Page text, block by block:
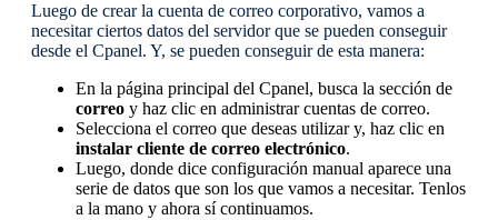
Luego de crear la cuenta de correo corporativo, vamos a
necesitar ciertos datos del servidor que se pueden conseguir
desde el Cpanel. Y, se pueden conseguir de esta manera:
En la página principal del Cpanel, busca la sección de
correo y haz clic en administrar cuentas de correo.
Selecciona el correo que deseas utilizar y, haz clic en
instalar cliente de correo electrónico.
Luego, donde dice configuración manual aparece una
serie de datos que son los que vamos a necesitar. Tenlos
a la mano y ahora sí continuamos.